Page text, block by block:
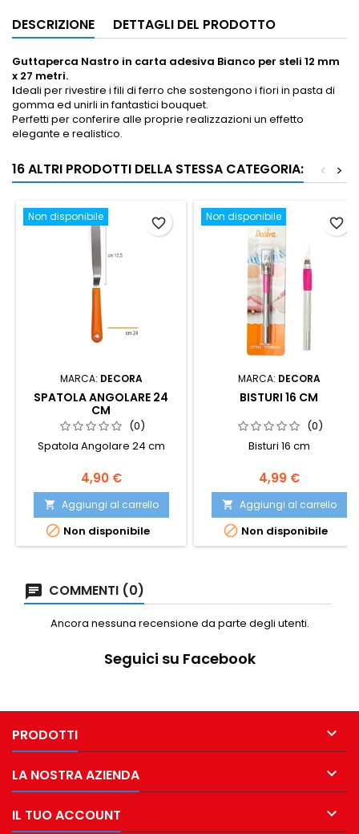
DESCRIZIONE DETTAGLI DEL PRODOTTO
Guttaperca Nastro in carta adesiva Bianco per steli 12 mm
x 27 metri.
Ideali per rivestire i fili di ferro che sostengono i fiori in pasta di
gomma ed unirli in fantastici bouquet.
Perfetti per conferire alle proprie realizzazioni un effetto
elegante e realistico.
16 ALTRI PRODOTTI DELLA STESSA CATEGORIA: >
<
Non disponibile
MARCA: DECORA
SPATOLA ANGOLARE 24
CM
(0)
Spatola Angolare 24 cm
Prezzo
4,90 €
 Aggiungi al carrello
 Non disponibile
favorite_border Non disponibile
MARCA: DECORA
BISTURI 16 CM
(0)
Bisturi 16 cm
Prezzo
4,99 €
 Aggiungi al carrello
 Non disponibile
favorite_border
COMMENTI (0)
Ancora nessuna recensione da parte degli utenti.
Seguici su Facebook
PRODOTTI 
LA NOSTRA AZIENDA 
IL TUO ACCOUNT 